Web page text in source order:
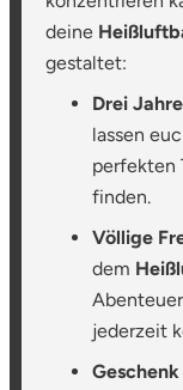
deine
gestaltet:
Drei
lassen
perfekten
finden.
Völlige
dem
jederzeit